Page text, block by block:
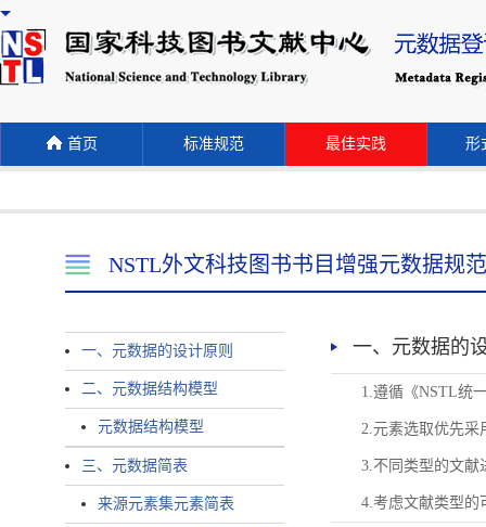
首页 标准规范 最佳实践 形
NSTL外文科技图书书目增强元数据规范
一、元数据的设计原则
二、元数据结构模型
元数据结构模型
三、元数据简表
来源元素集元素简表
一、元数据的
1.遵循《NSTL统
2.元素选取优先采
3.不同类型的文献
4.考虑文献类型的